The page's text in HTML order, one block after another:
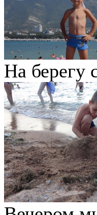
На берегу